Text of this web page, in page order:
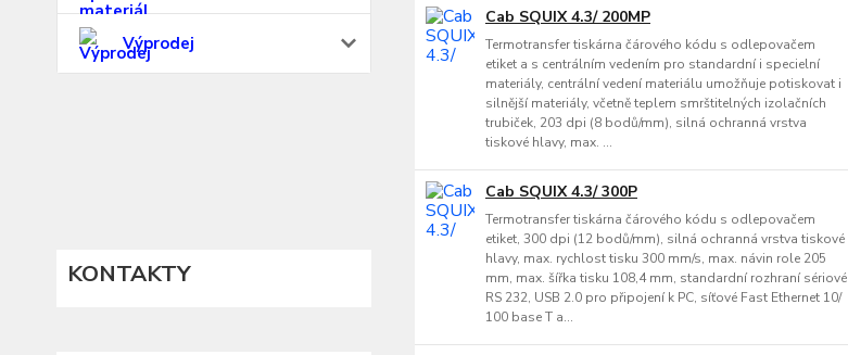
Výprodej
KONTAKTY
Cab SQUIX 4.3/ 200MP
Termotransfer tiskárna čárového kódu s odlepovačem
etiket a s centrálním vedením pro standardní i specielní
materiály, centrální vedení materiálu umožňuje potiskovat i
silnější materiály, včetně teplem smrštitelných izolačních
trubiček, 203 dpi (8 bodů/mm), silná ochranná vrstva
tiskové hlavy, max. ...
Cab SQUIX 4.3/ 300P
Termotransfer tiskárna čárového kódu s odlepovačem
etiket, 300 dpi (12 bodů/mm), silná ochranná vrstva tiskové
hlavy, max. rychlost tisku 300 mm/s, max. návin role 205
mm, max. šířka tisku 108,4 mm, standardní rozhraní sériové
RS 232, USB 2.0 pro připojení k PC, síťové Fast Ethernet 10/
100 base T a...